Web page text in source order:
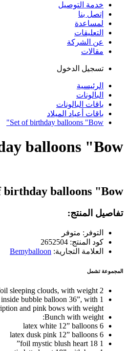
خدمة التوصيل
إتصل بنا
لمساعدة
التعليقات
عن الشركة
مقالات
تسجيل الدخول
الرئيسية
البالونات
باقات البالونات
باقات أعياد الميلاد
Set of birthday balloons "Bow"
balloons "Bow"
birthday balloons "Bow"
تفاصيل المنتج:
التوفر: متوفر
كود المنتج: 2652504
العلامة التجارية: Bemyballoon
المجموعة تشمل
2 foil sleeping clouds, with weight
inside bubble balloon 36”, with
and pink bows with weight
Bunch with weight:
6 latex white 12” balloons
6 latex dusk pink 12” balloons
1 foil mystic blush heart 18”